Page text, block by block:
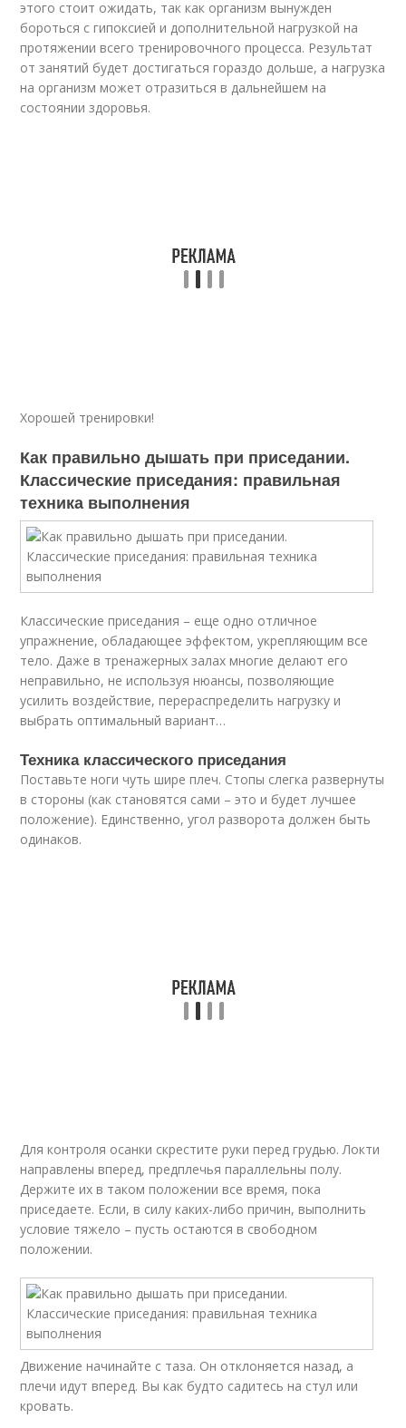
этого стоит ожидать, так как организм вынужден
бороться с гипоксией и дополнительной нагрузкой на
протяжении всего тренировочного процесса. Результат
от занятий будет достигаться гораздо дольше, а нагрузка
на организм может отразиться в дальнейшем на
состоянии здоровья.
Хорошей тренировки!
Как правильно дышать при приседании.
Классические приседания: правильная
техника выполнения
Классические приседания – еще одно отличное
упражнение, обладающее эффектом, укрепляющим все
тело. Даже в тренажерных залах многие делают его
неправильно, не используя нюансы, позволяющие
усилить воздействие, перераспределить нагрузку и
выбрать оптимальный вариант…
Техника классического приседания
Поставьте ноги чуть шире плеч. Стопы слегка развернуты
в стороны (как становятся сами – это и будет лучшее
положение). Единственно, угол разворота должен быть
одинаков.
Для контроля осанки скрестите руки перед грудью. Локти
направлены вперед, предплечья параллельны полу.
Держите их в таком положении все время, пока
приседаете. Если, в силу каких-либо причин, выполнить
условие тяжело – пусть остаются в свободном
положении.
Движение начинайте с таза. Он отклоняется назад, а
плечи идут вперед. Вы как будто садитесь на стул или
кровать.